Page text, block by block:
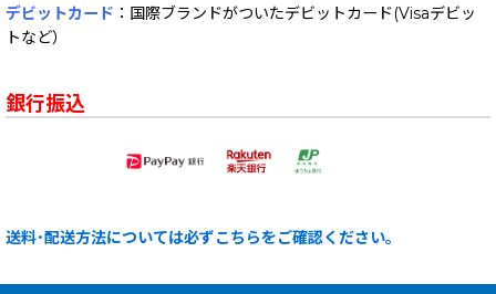
デビットカード ：国際ブランドがついたデビットカード(Visaデビッ
トなど）
銀行振込
送料･配送方法については必ずこちらをご確認ください。